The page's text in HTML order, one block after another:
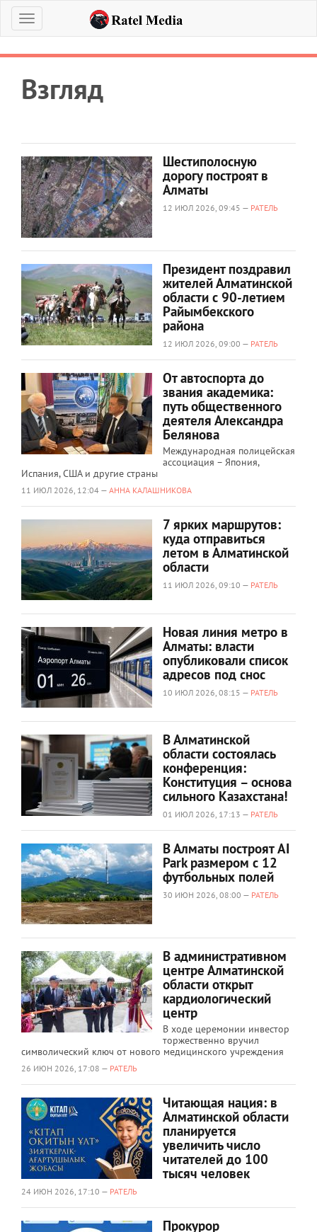
Меню
Взгляд
Шестиполосную
дорогу построят в
Алматы
12 ИЮЛ 2026, 09:45 — РАТЕЛЬ
Президент поздравил
жителей Алматинской
области с 90-летием
Райымбекского
района
12 ИЮЛ 2026, 09:00 — РАТЕЛЬ
От автоспорта до
звания академика:
путь общественного
деятеля Александра
Белянова
Международная полицейская
ассоциация – Япония,
Испания, США и другие страны
11 ИЮЛ 2026, 12:04 — АННА КАЛАШНИКОВА
7 ярких маршрутов:
куда отправиться
летом в Алматинской
области
11 ИЮЛ 2026, 09:10 — РАТЕЛЬ
Новая линия метро в
Алматы: власти
опубликовали список
адресов под снос
10 ИЮЛ 2026, 08:15 — РАТЕЛЬ
В Алматинской
области состоялась
конференция:
Конституция – основа
сильного Казахстана!
01 ИЮЛ 2026, 17:13 — РАТЕЛЬ
В Алматы построят AI
Park размером с 12
футбольных полей
30 ИЮН 2026, 08:00 — РАТЕЛЬ
В административном
центре Алматинской
области открыт
кардиологический
центр
В ходе церемонии инвестор
торжественно вручил
символический ключ от нового медицинского учреждения
26 ИЮН 2026, 17:08 — РАТЕЛЬ
Читающая нация: в
Алматинской области
планируется
увеличить число
читателей до 100
тысяч человек
24 ИЮН 2026, 17:10 — РАТЕЛЬ
Прокурор